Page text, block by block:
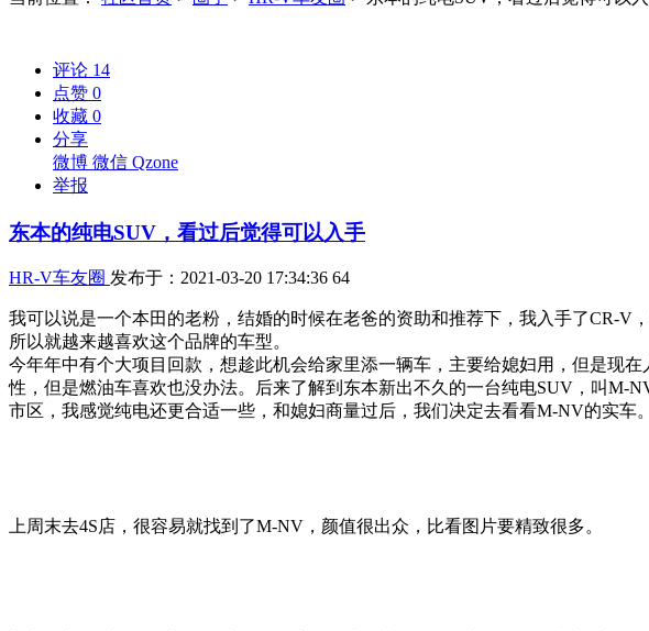
评论 14
点赞 0
收藏 0
分享
微博 微信 Qzone
举报
东本的纯电SUV，看过后觉得可以入手
HR-V车友圈 发布于：2021-03-20 17:34:36 64
我可以说是一个本田的老粉，结婚的时候在老爸的资助和推荐下，我入手了CR-V
所以就越来越喜欢这个品牌的车型。
今年年中有个大项目回款，想趁此机会给家里添一辆车，主要给媳妇用，但是现
性，但是燃油车喜欢也没办法。后来了解到东本新出不久的一台纯电SUV，叫M-
市区，我感觉纯电还更合适一些，和媳妇商量过后，我们决定去看看M-NV的实车。
上周末去4S店，很容易就找到了M-NV，颜值很出众，比看图片要精致很多。